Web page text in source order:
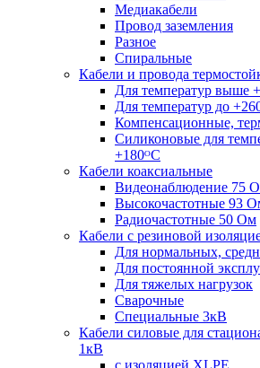
Медиакабели
Провод заземления
Разное
Спиральные
Кабели и провода
Для температур выше
Для температур до
Компенсационные,
Силиконовые для
+180ᴼС
Кабели коаксиальные
Видеонаблюдение 75
Высокочастотные 93
Радиочастотные 50 Ом
Кабели с резиновой
Для нормальных,
Для постоянной
Для тяжелых нагрузок
Сварочные
Специальные 3кВ
Кабели силовые для
1кВ
c изоляцией XLPE